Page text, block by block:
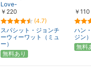
Love-
￥220
(4.7)
スパシット・ジョンチ
ーウィーワット（ミュ
ー）
無料あり
￥110
ハン
ジン）
無料